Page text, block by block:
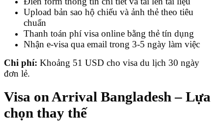
Upload bản sao hộ chiếu và ảnh thẻ theo tiêu
chuẩn
Thanh toán phí visa online bằng thẻ tín dụng
Nhận e-visa qua email trong 3-5 ngày làm việc
Chi phí: Khoảng 51 USD cho visa du lịch 30 ngày
đơn lẻ.
Visa on Arrival Bangladesh – Lựa
chọn thay thế